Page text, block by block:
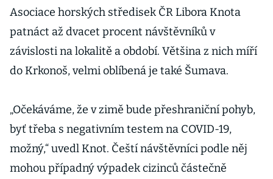
Asociace horských středisek ČR Libora Knota
patnáct až dvacet procent návštěvníků v
závislosti na lokalitě a období. Většina z nich míří
do Krkonoš, velmi oblíbená je také Šumava.
„Očekáváme, že v zimě bude přeshraniční pohyb,
byť třeba s negativním testem na COVID-19,
možný,“ uvedl Knot. Čeští návštěvníci podle něj
mohou případný výpadek cizinců částečně